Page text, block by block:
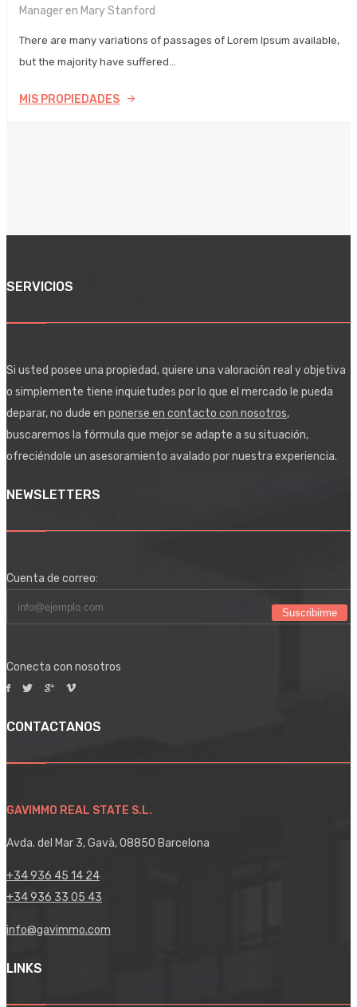
Manager en Mary Stanford
There are many variations of passages of Lorem Ipsum available,
but the majority have suffered…
MIS PROPIEDADES
SERVICIOS
Si usted posee una propiedad, quiere una valoración real y objetiva
o simplemente tiene inquietudes por lo que el mercado le pueda
deparar, no dude en ponerse en contacto con nosotros,
buscaremos la fórmula que mejor se adapte a su situación,
ofreciéndole un asesoramiento avalado por nuestra experiencia.
NEWSLETTERS
Cuenta de correo:
Suscribirme
Conecta con nosotros
CONTACTANOS
GAVIMMO REAL STATE S.L.
Avda. del Mar 3, Gavà, 08850 Barcelona
+34 936 45 14 24
+34 936 33 05 43
info@gavimmo.com
LINKS